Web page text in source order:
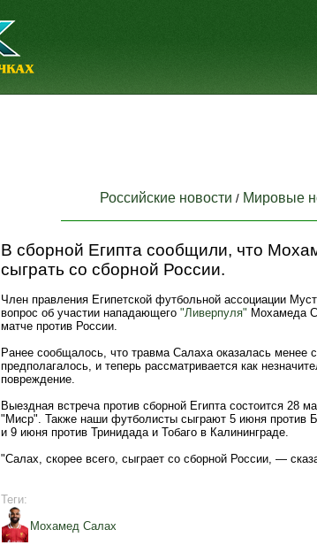
Российские новости / Мировые
В сборной Египта сообщили, что
сыграть со сборной России.
Член правления Египетской футбольной ассоциации
вопрос об участии нападающего "Ливерпуля" Мохамеда
матче против России.
Ранее сообщалось, что травма Салаха оказалась менее
предполагалось, и теперь рассматривается как
повреждение.
Выездная встреча против сборной Египта состоится 28
"Миср". Также наши футболисты сыграют 5 июня против
и 9 июня против Тринидада и Тобаго в Калининграде.
"Салах, скорее всего, сыграет со сборной России, —
Теги:
Мохамед Салах